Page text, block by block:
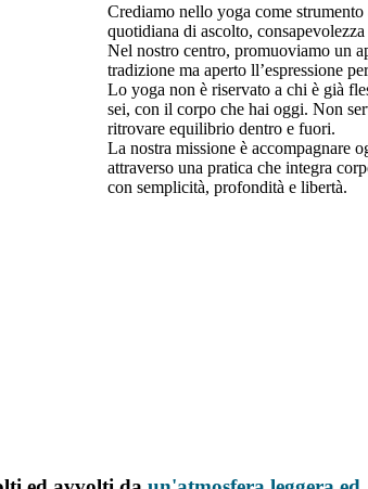
Crediamo nello yoga come
quotidiana di ascolto,
Nel nostro centro, promuoviamo un
tradizione ma aperto ll’espressione
Lo yoga non è riservato a chi è già
sei, con il corpo che hai oggi. Non
ritrovare equilibrio dentro e fuori.
La nostra missione è accompagnare
attraverso una pratica che integra
con semplicità, profondità e libertà.